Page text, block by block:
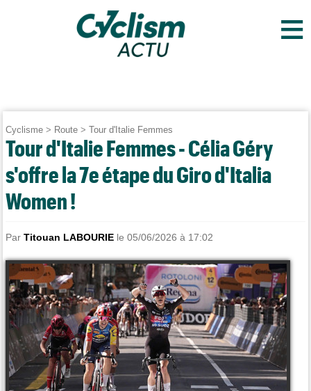
≡
Cyclisme > Route >Tour d'Italie Femmes
Tour d'Italie Femmes - Célia Géry
s'offre la 7e étape du Giro d'Italia
Women !
ParTitouan LABOURIE le 05/06/2026 à 17:02